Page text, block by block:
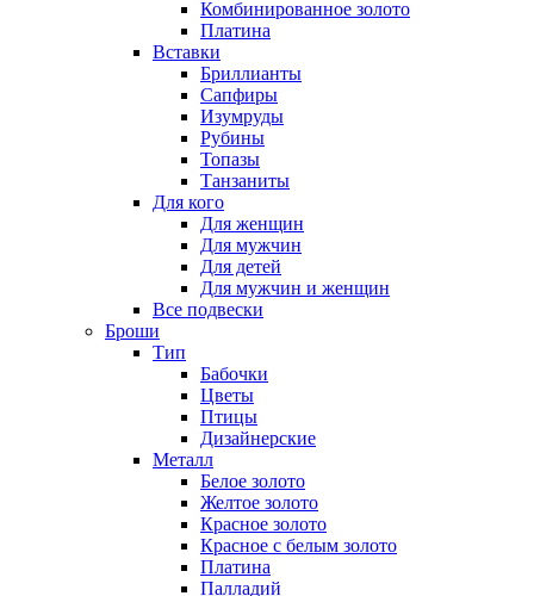
Комбинированное золото
Платина
Вставки
Бриллианты
Сапфиры
Изумруды
Рубины
Топазы
Танзаниты
Для кого
Для женщин
Для мужчин
Для детей
Для мужчин и женщин
Все подвески
Броши
Тип
Бабочки
Цветы
Птицы
Дизайнерские
Металл
Белое золото
Желтое золото
Красное золото
Красное с белым золото
Платина
Палладий